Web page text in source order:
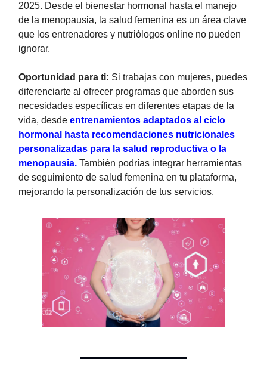
2025. Desde el bienestar hormonal hasta el manejo
de la menopausia, la salud femenina es un área clave
que los entrenadores y nutriólogos online no pueden
ignorar.
Oportunidad para ti: Si trabajas con mujeres, puedes
diferenciarte al ofrecer programas que aborden sus
necesidades específicas en diferentes etapas de la
vida, desde entrenamientos adaptados al ciclo
hormonal hasta recomendaciones nutricionales
personalizadas para la salud reproductiva o la
menopausia. También podrías integrar herramientas
de seguimiento de salud femenina en tu plataforma,
mejorando la personalización de tus servicios.